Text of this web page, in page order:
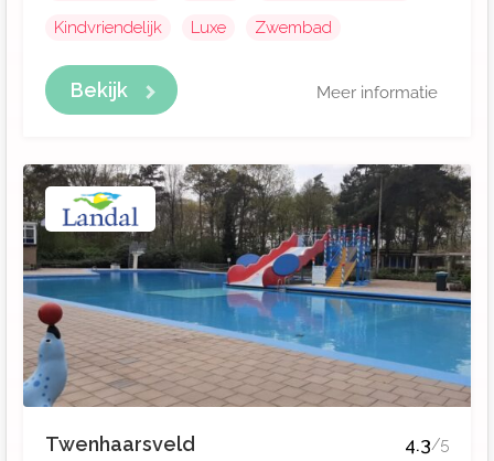
Kindvriendelijk
Luxe Zwembad
Bekijk Meer informatie
Twenhaarsveld 4.3/5